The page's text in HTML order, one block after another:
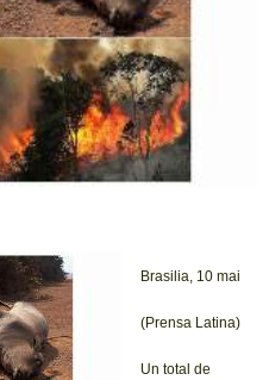
Brasilia, 10 mai
(Prensa Latina)
Un total de